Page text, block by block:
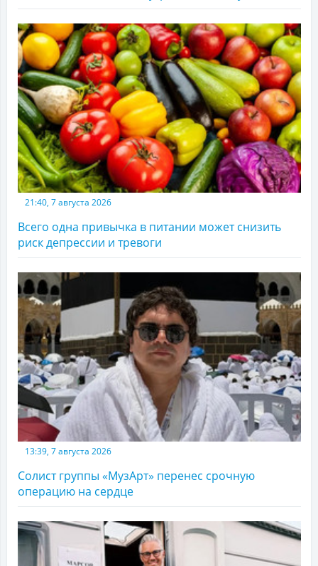
21:40, 7 августа 2026
Всего одна привычка в питании может снизить
риск депрессии и тревоги
13:39, 7 августа 2026
Солист группы «МузАрт» перенес срочную
операцию на сердце